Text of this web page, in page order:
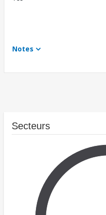
Notes
Secteurs